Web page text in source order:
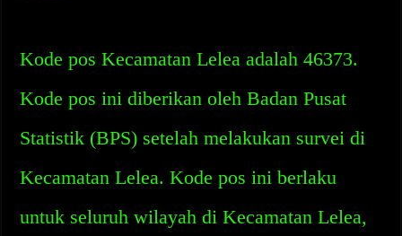
Kode pos Kecamatan Lelea adalah 46373.
Kode pos ini diberikan oleh Badan Pusat
Statistik (BPS) setelah melakukan survei di
Kecamatan Lelea. Kode pos ini berlaku
untuk seluruh wilayah di Kecamatan Lelea,